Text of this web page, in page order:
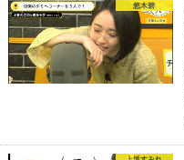
悠木碧